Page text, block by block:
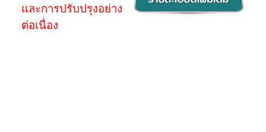
และการปรับปรุงอย่าง
ต่อเนื่อง